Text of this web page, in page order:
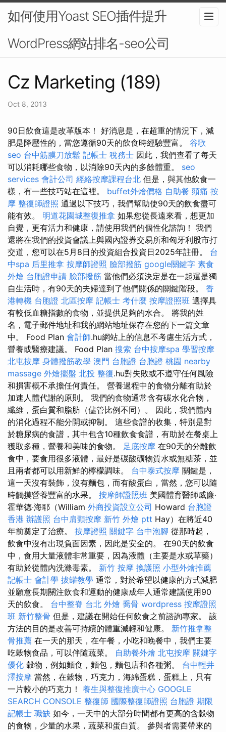
如何使用Yoast SEO插件提升
WordPress網站排名-seo公司
Cz Marketing (189)
Oct 8, 2013
90日飲食這是改革版本！ 好消息是，在超重的情況下，減
肥是降壓性的，當您遵循90天的飲食時經驗豐富。 谷歌
seo 台中筋膜刀放鬆 記帳士 稅務士 因此，我們查看了每天
可以消耗哪些食物，以消除90天內的多餘體重。 seo
services 會計公司 經絡按摩課程台北 但是，與其他飲食一
樣，有一些技巧站在這裡。 buffet外燴價格 自助餐 頭痛 按
摩 整復師證照 通過以下技巧，我們幫助使90天的飲食盡可
能有效。 明道花園城整復推拿 如果您從長遠來看，想更加
自覺，更有活力和健康，請使用我們的個性化諮詢！ 我們
還將在我們的投資會議上與國內證券交易所和匈牙利股市打
交道，您可以在5月8日的投資組合投資日2025年註冊。 台
中spa 后里推拿 按摩師證照 臉部撥筋 google關鍵字 素食
外燴 台胞證申請 臉部撥筋 當他們必須決定是在一起還是獨
自生活時，有90天的夫婦達到了他們關係的關鍵階段。 香
港轉機 台胞證 北區按摩 記帳士 考什麼 按摩證照班 選擇具
有較低血糖指數的食物，並提供足夠的水合。 將我的姓
名，電子郵件地址和我的網站地址保存在您的下一篇文章
中。 Food Plan 會計師.hu網站上的信息不考慮生活方式，
營養或醫療建議。 Food Plan 搜索 台中按摩spa 學習按摩
北屯按摩 身體撥筋教學 澳門 台胞證 台胞證 桃園 nearby
massage 外燴擺盤 北投 整復.hu對失敗或不遵守任何風險
和損害概不承擔任何責任。 營養過程中的食物分離有助於
加速人體代謝的原則。 我們的食物通常含有碳水化合物，
纖維，蛋白質和脂肪（儘管比例不同）。 因此，我們體內
的消化過程不能分開或抑制。 這些食譜的收集，特別是對
於糖尿病的食譜，其中包含10種飲食食譜，有助於在餐桌上
獲取多種，營養和美味的食物。 足底按摩 在90天的分離飲
食中，要食用很多液體，最好是碳酸礦物質水或無糖茶，並
且兩者都可以用新鮮的檸檬調味。 台中泰式按摩 關鍵是，
這一天沒有裝飾，沒有麵包，而有酸蛋白，當然，您可以隨
時觸摸營養豐富的水果。 按摩師證照班 美國體育醫師威廉·
霍華德·海耶（William 外商投資設立公司 Howard 台胞證
香港 辦護照 台中肩頸按摩 新竹 外燴 ptt Hay）在將近40
年前奠定了治療。 按摩證照 關鍵字 台中泡腳 從那時起，
飲食中沒有出現負面因素，因此是安全的。 在90天的飲食
中，食用大量液體非常重要，因為液體（主要是水或草藥）
有助於從體內洗滌毒素。 新竹 按摩 換護照 小型外燴推薦
記帳士 會計學 拔罐教學 通常，對於希望以健康的方式減肥
並願意長期關注飲食和運動的健康成年人通常建議使用90
天的飲食。 台中整脊 台北 外燴 喬骨 wordpress 按摩證照
班 新竹整骨 但是，建議在開始任何飲食之前諮詢專家。 該
方法的目的是改善可持續的體重減輕和健康。 新竹推拿整
骨推薦 在一天的那天，在午餐，小吃和晚餐中，我們主要
吃穀物食品，可以伴隨蔬菜。 自助餐外燴 北屯按摩 關鍵字
優化 穀物，例如麵食，麵包，麵包店和各種粥。 台中輕井
澤按摩 當然，在穀物，巧克力，海綿蛋糕，蛋糕上，只有
一片較小的巧克力！ 養生與整復推廣中心 GOOGLE
SEARCH CONSOLE 整復師 國際整復師證照 台胞證 期限
記帳士 職缺 如今，一天中的大部分時間都有更高的含穀物
的食物，少量的水果，蔬菜和蛋白質。 參與者需要帶來的